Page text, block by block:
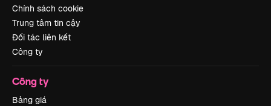
Chính sách cookie
Trung tâm tin cậy
Đối tác liên kết
Công ty
Công ty
Bảng giá